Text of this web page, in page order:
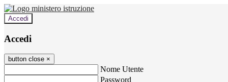
Accedi
Accedi
button close ×
Nome Utente
Password